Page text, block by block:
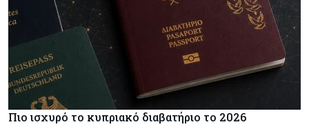
Πιο ισχυρό το κυπριακό διαβατήριο το 2026